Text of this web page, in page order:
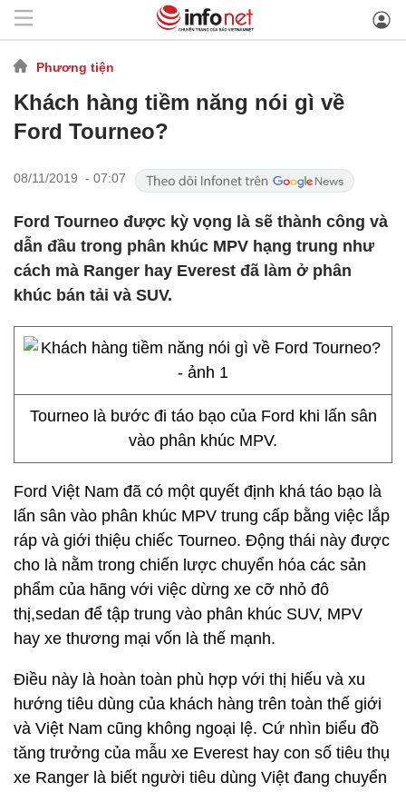
Phương tiện
Khách hàng tiềm năng nói gì về
Ford Tourneo?
08/11/2019 - 07:07
Ford Tourneo được kỳ vọng là sẽ thành công và
dẫn đầu trong phân khúc MPV hạng trung như
cách mà Ranger hay Everest đã làm ở phân
khúc bán tải và SUV.
Tourneo là bước đi táo bạo của Ford khi lấn sân
vào phân khúc MPV.
Ford Việt Nam đã có một quyết định khá táo bạo là
lấn sân vào phân khúc MPV trung cấp bằng việc lắp
ráp và giới thiệu chiếc Tourneo. Động thái này được
cho là nằm trong chiến lược chuyển hóa các sản
phẩm của hãng với việc dừng xe cỡ nhỏ đô
thị,sedan để tập trung vào phân khúc SUV, MPV
hay xe thương mại vốn là thế mạnh.
Điều này là hoàn toàn phù hợp với thị hiếu và xu
hướng tiêu dùng của khách hàng trên toàn thế giới
và Việt Nam cũng không ngoại lệ. Cứ nhìn biểu đồ
tăng trưởng của mẫu xe Everest hay con số tiêu thụ
xe Ranger là biết người tiêu dùng Việt đang chuyển